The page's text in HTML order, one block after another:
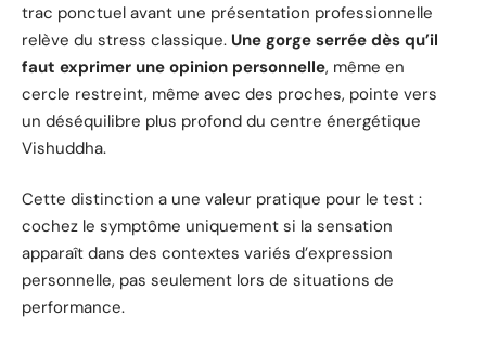
trac ponctuel avant une présentation professionnelle
relève du stress classique. Une gorge serrée dès qu’il
faut exprimer une opinion personnelle, même en
cercle restreint, même avec des proches, pointe vers
un déséquilibre plus profond du centre énergétique
Vishuddha.
Cette distinction a une valeur pratique pour le test :
cochez le symptôme uniquement si la sensation
apparaît dans des contextes variés d’expression
personnelle, pas seulement lors de situations de
performance.